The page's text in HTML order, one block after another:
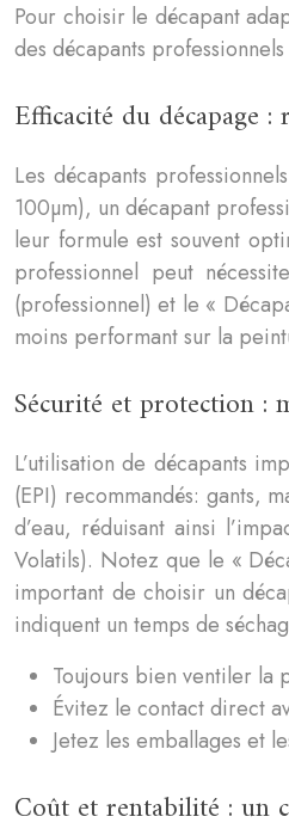
Pour choisir le décapant
des décapants
Efficacité du décapage
Les décapants
100µm), un décapant
leur formule est souvent
professionnel peut
(professionnel) et le «
moins performant sur la
Sécurité et protection :
L’utilisation de décapants
(EPI) recommandés: gants,
d’eau, réduisant ainsi
Volatils). Notez que le «
important de choisir un
indiquent un temps de
Toujours bien ventiler la
Évitez le contact direct
Jetez les emballages et
Coût et rentabilité : un